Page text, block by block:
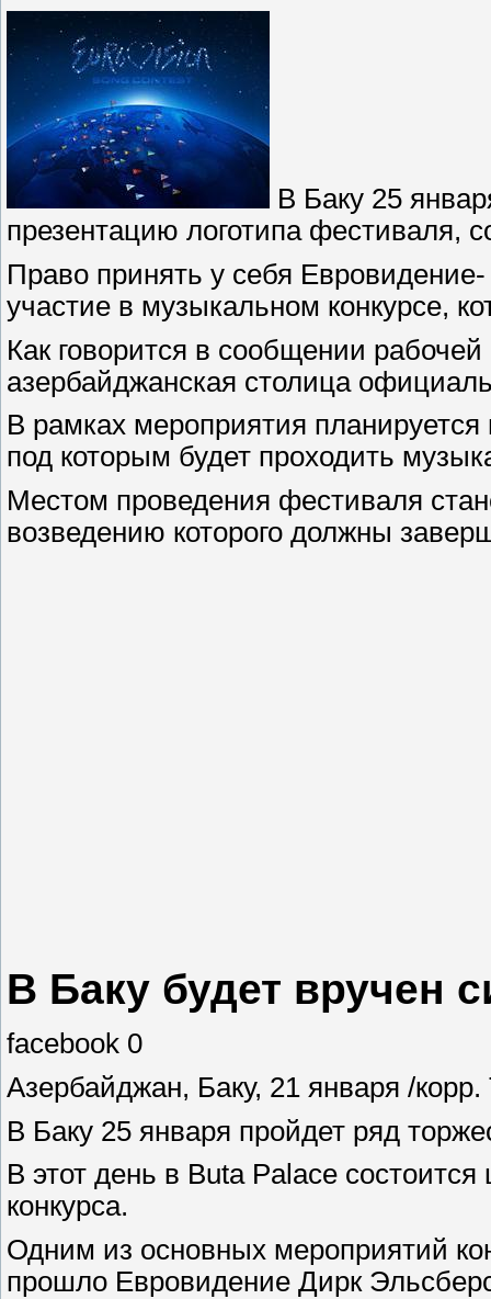
В Баку 25
презентацию логотипа фестиваля,
Право принять у себя
участие в музыкальном конкурсе,
Как говорится в сообщении
азербайджанская столица
В рамках мероприятия
под которым будет проходить
Местом проведения фестиваля
возведению которого должны
В Баку будет вручен
facebook 0
Азербайджан, Баку, 21 января /
В Баку 25 января пройдет ряд
В этот день в Buta Palace
конкурса.
Одним из основных мероприятий
прошло Евровидение Дирк